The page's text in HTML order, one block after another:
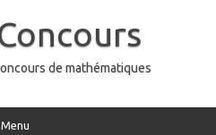
de mathématiques
Menu